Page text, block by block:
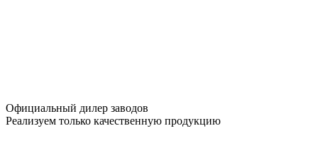
Официальный дилер заводов
Реализуем только качественную продукцию